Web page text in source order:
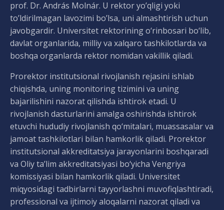
prof. Dr. András Molnár. U rektor yo’qligi yoki
to’ldirilmagan lavozimi bo’lsa, uni almashtirish uchun
javobgardir. Universitet rektorining o‘rinbosari bo‘lib,
davlat organlarida, milliy va xalqaro tashkilotlarda va
boshqa organlarda rektor nomidan vakillik qiladi.
Prorektor institutsional rivojlanish rejasini ishlab
chiqishda, uning monitoring tizimini va uning
bajarilishini nazorat qilishda ishtirok etadi. U
rivojlanish dasturlarini amalga oshirishda ishtirok
etuvchi hududiy rivojlanish qo‘mitalari, muassasalar va
jamoat tashkilotlari bilan hamkorlik qiladi. Prorektor
institutsional akkreditatsiya jarayonlarini boshqaradi
va Oliy ta’lim akkreditatsiyasi bo‘yicha Vengriya
komissiyasi bilan hamkorlik qiladi. Universitet
miqyosidagi tadbirlarni tayyorlashni muvofiqlashtiradi,
professional va ijtimoiy aloqalarni nazorat qiladi va